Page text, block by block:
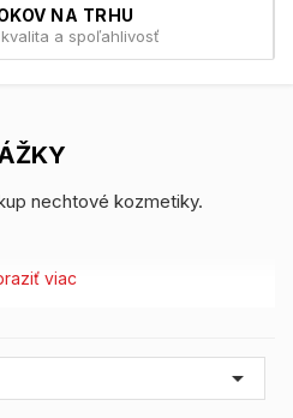
NA TRHU
a spoľahlivosť
nechtové kozmetiky.
viac
